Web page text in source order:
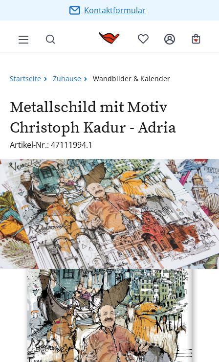
Zum Hauptinhalt springenKontaktformular
Startseite Zuhause Wandbilder & Kalender
Metallschild mit Motiv
Christoph Kadur - Adria
Artikel-Nr.: 47111994.1
Bildergalerie überspringen